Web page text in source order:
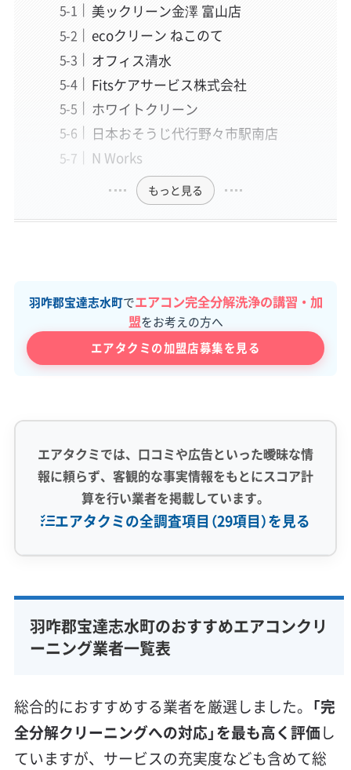
美ックリーン金澤 富山店
ecoクリーン ねこのて
オフィス清水
Fitsケアサービス株式会社
ホワイトクリーン
日本おそうじ代行野々市駅南店
N Works
もっと見る
羽咋郡宝達志水町でエアコン完全分解洗浄の講習・加
盟をお考えの方へ
エアタクミの加盟店募集を見る
エアタクミでは、口コミや広告といった曖昧な情
報に頼らず、客観的な事実情報をもとにスコア計
算を行い業者を掲載しています。
エアタクミの全調査項目（29項目）を見る
完全分解洗浄 部分クリーニング
実績10年以上
資格保有スタッフ
家庭用エアコン
保証付き アフターフォロー
女性スタッフ在籍
エコ洗剤使用
アレルギー対策
ハウスダスト除去
羽咋郡宝達志水町のおすすめエアコンクリ
ーニング業者一覧表
総合的におすすめする業者を厳選しました。 「完
全分解クリーニングへの対応」を最も高く評価し
ていますが、サービスの充実度なども含めて総